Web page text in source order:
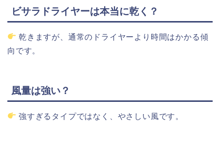
ビサラドライヤーは本当に乾く？
乾き ますが、 通常の ドライヤー より 時間はかかる傾
向 です。
風量は強い？
強すぎる タイプではなく、 やさしい 風です。